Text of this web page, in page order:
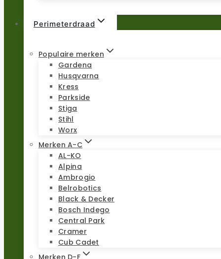
Perimeterdraad
Populaire merken
Gardena
Husqvarna
Kress
Parkside
Stiga
Stihl
Worx
Merken A-C
AL-KO
Alpina
Ambrogio
Belrobotics
Black & Decker
Bosch Indego
Central Park
Cramer
Cub Cadet
Merken D-F